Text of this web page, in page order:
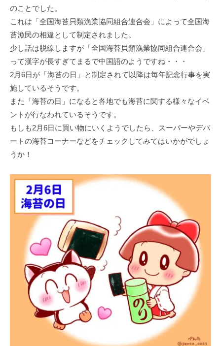
のことでした。
これは「全国海苔貝類漁業協同組合連合会」によって全国海
苔漁民の相違として制定されました。
少し話は脱線しますが「全国海苔貝類漁業協同組合連合会」
って漢字が長すぎてまるで中国語のようですね・・・
2月6日が「海苔の日」と制定されて以降は毎年記念行事を実
施しているそうです。
また「海苔の日」になると各地でも海苔に関する様々なイベ
ントが行なわれているそうです。
もしも2月6日に買い物にいくようでしたら、スーパーやデパ
ートの海苔コーナーなどをチェックしてみてはいかがでしょ
うか！